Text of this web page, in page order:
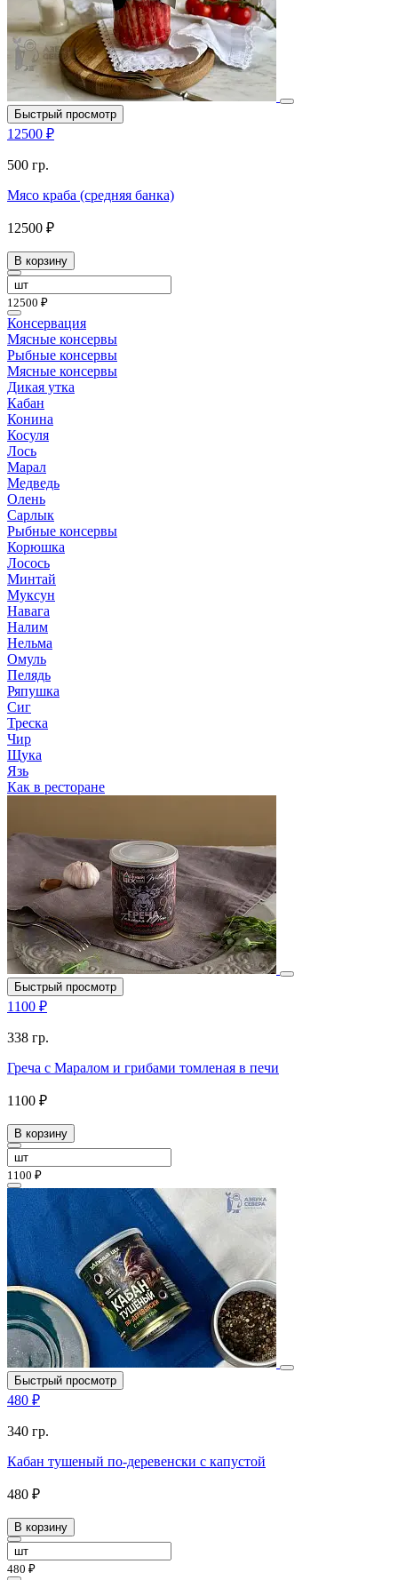
Быстрый просмотр
12500 ₽
500 гр.
Мясо краба (средняя банка)
12500 ₽
В корзину
12500 ₽
Консервация
Мясные консервы
Рыбные консервы
Мясные консервы
Дикая утка
Кабан
Конина
Косуля
Лось
Марал
Медведь
Олень
Сарлык
Рыбные консервы
Корюшка
Лосось
Минтай
Муксун
Навага
Налим
Нельма
Омуль
Пелядь
Ряпушка
Сиг
Треска
Чир
Щука
Язь
Как в ресторане
Быстрый просмотр
1100 ₽
338 гр.
Греча с Маралом и грибами томленая в печи
1100 ₽
В корзину
1100 ₽
Быстрый просмотр
480 ₽
340 гр.
Кабан тушеный по-деревенски с капустой
480 ₽
В корзину
480 ₽